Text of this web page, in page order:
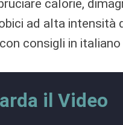
calorie,
ad alta intensità
consigli in italiano
il Video